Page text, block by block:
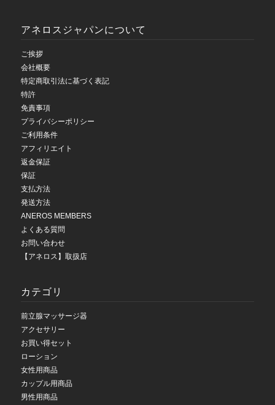
アネロスジャパンについて
ご挨拶
会社概要
特定商取引法に基づく表記
特許
免責事項
プライバシーポリシー
ご利用条件
アフィリエイト
返金保証
保証
支払方法
発送方法
ANEROS MEMBERS
よくある質問
お問い合わせ
【アネロス】取扱店
カテゴリ
前立腺マッサージ器
アクセサリー
お買い得セット
ローション
女性用商品
カップル用商品
男性用商品